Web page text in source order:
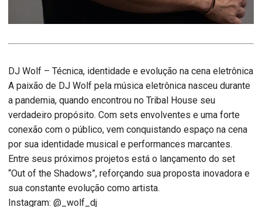
DJ Wolf – Técnica, identidade e evolução na cena eletrônica
A paixão de DJ Wolf pela música eletrônica nasceu durante
a pandemia, quando encontrou no Tribal House seu
verdadeiro propósito. Com sets envolventes e uma forte
conexão com o público, vem conquistando espaço na cena
por sua identidade musical e performances marcantes.
Entre seus próximos projetos está o lançamento do set
“Out of the Shadows”, reforçando sua proposta inovadora e
sua constante evolução como artista.
Instagram: @_wolf_dj